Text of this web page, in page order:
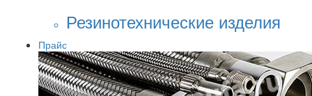
Резинотехнические изделия
Прайс